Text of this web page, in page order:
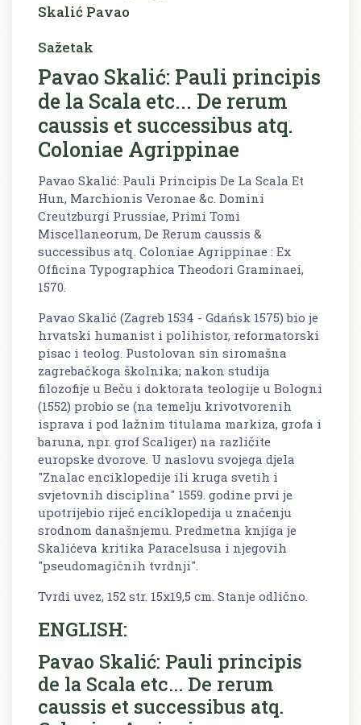
Skalić Pavao
Sažetak
Pavao Skalić: Pauli principis
de la Scala etc... De rerum
caussis et successibus atq.
Coloniae Agrippinae
Pavao Skalić: Pauli Principis De La Scala Et
Hun, Marchionis Veronae &c. Domini
Creutzburgi Prussiae, Primi Tomi
Miscellaneorum, De Rerum caussis &
successibus atq. Coloniae Agrippinae : Ex
Officina Typographica Theodori Graminaei,
1570.
Pavao Skalić (Zagreb 1534 - Gdańsk 1575) bio je
hrvatski humanist i polihistor, reformatorski
pisac i teolog. Pustolovan sin siromašna
zagrebačkoga školnika; nakon studija
filozofije u Beču i doktorata teologije u Bologni
(1552) probio se (na temelju krivotvorenih
isprava i pod lažnim titulama markiza, grofa i
baruna, npr. grof Scaliger) na različite
europske dvorove. U naslovu svojega djela
"Znalac enciklopedije ili kruga svetih i
svjetovnih disciplina" 1559. godine prvi je
upotrijebio riječ enciklopedija u značenju
srodnom današnjemu. Predmetna knjiga je
Skalićeva kritika Paracelsusa i njegovih
"pseudomagičnih tvrdnji".
Tvrdi uvez, 152 str. 15x19,5 cm. Stanje odlično.
ENGLISH:
Pavao Skalić: Pauli principis
de la Scala etc... De rerum
caussis et successibus atq.